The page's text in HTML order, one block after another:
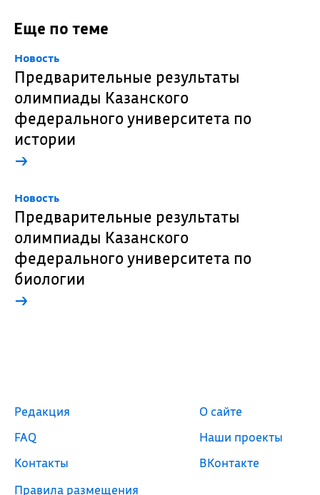
Еще по теме
Новость
Предварительные результаты
олимпиады Казанского
федерального университета по
истории
→
Новость
Предварительные результаты
олимпиады Казанского
федерального университета по
биологии
→
Редакция
FAQ
Контакты
Правила размещения
О сайте
Наши проекты
ВКонтакте